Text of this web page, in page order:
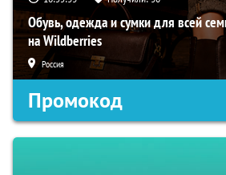
Обувь, одежда и сумки для всей
на Wildberries
Россия
Промокод